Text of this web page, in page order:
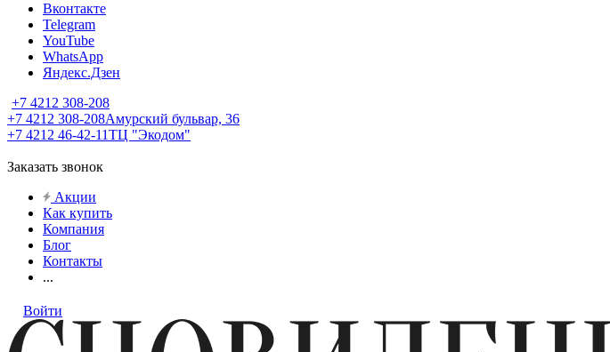
Вконтакте
Telegram
YouTube
WhatsApp
Яндекс.Дзен
+7 4212 308-208
+7 4212 308-208Амурский бульвар, 36
+7 4212 46-42-11ТЦ "Экодом"
Заказать звонок
Акции
Как купить
Компания
Блог
Контакты
...
Войти